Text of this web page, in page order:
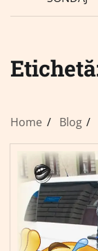
Home Blog